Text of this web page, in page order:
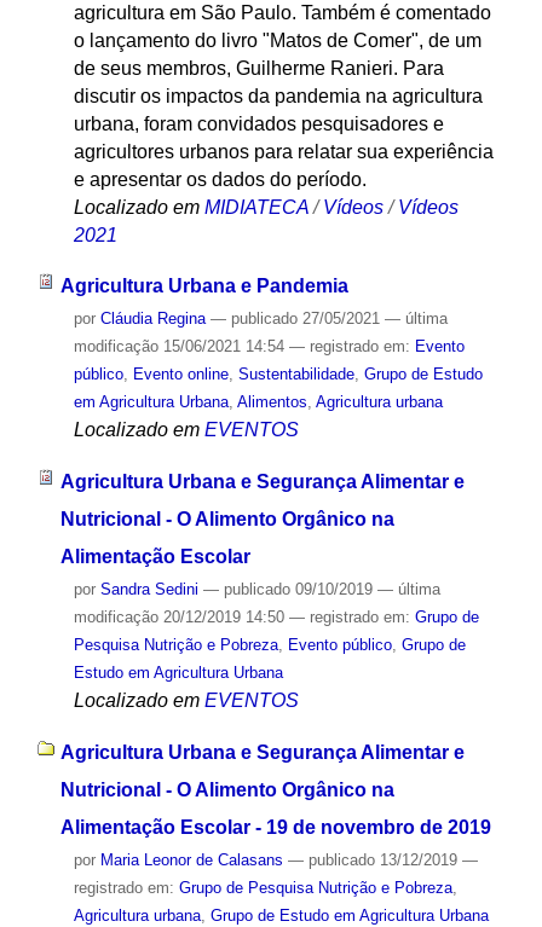
agricultura em São Paulo. Também é comentado
o lançamento do livro "Matos de Comer", de um
de seus membros, Guilherme Ranieri. Para
discutir os impactos da pandemia na agricultura
urbana, foram convidados pesquisadores e
agricultores urbanos para relatar sua experiência
e apresentar os dados do período.
Localizado em MIDIATECA /Vídeos /Vídeos
2021
Agricultura Urbana e Pandemia
por Cláudia Regina — publicado27/05/2021 — última
modificação15/06/2021 14:54 — registrado em: Evento
público, Evento online, Sustentabilidade, Grupo de Estudo
em Agricultura Urbana, Alimentos, Agricultura urbana
Localizado em EVENTOS
Agricultura Urbana e Segurança Alimentar e
Nutricional - O Alimento Orgânico na
Alimentação Escolar
por Sandra Sedini — publicado09/10/2019 — última
modificação20/12/2019 14:50 — registrado em: Grupo de
Pesquisa Nutrição e Pobreza, Evento público, Grupo de
Estudo em Agricultura Urbana
Localizado em EVENTOS
Agricultura Urbana e Segurança Alimentar e
Nutricional - O Alimento Orgânico na
Alimentação Escolar - 19 de novembro de 2019
por Maria Leonor de Calasans — publicado13/12/2019 —
registrado em: Grupo de Pesquisa Nutrição e Pobreza,
Agricultura urbana, Grupo de Estudo em Agricultura Urbana